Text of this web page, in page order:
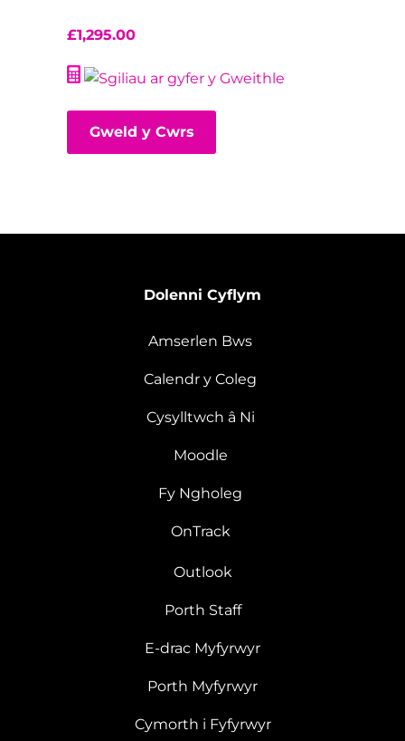
£1,295.00
Gweld y Cwrs
Dolenni Cyflym
Amserlen Bws
Calendr y Coleg
Cysylltwch â Ni
Moodle
Fy Ngholeg
OnTrack
Outlook
Porth Staff
E-drac Myfyrwyr
Porth Myfyrwyr
Cymorth i Fyfyrwyr